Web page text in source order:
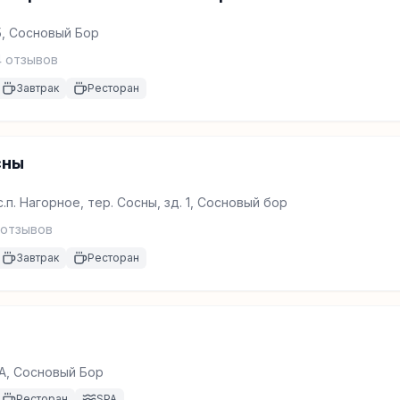
Сосновый Бор
отзывов
Завтрак Ресторан
Нагорное, тер. Сосны, зд. 1, Сосновый бор
Завтрак Ресторан
Сосновый Бор